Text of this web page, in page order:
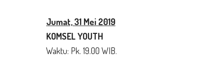
Jumat, 31 Mei 2019
KOMSEL YOUTH
Waktu: Pk. 19.00 WIB.